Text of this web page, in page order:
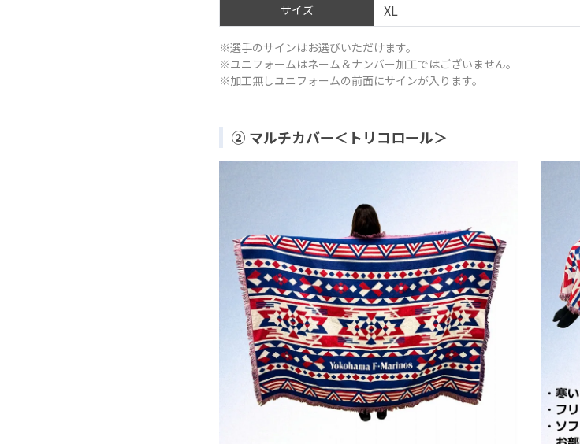
サイズ XL
※選手のサインはお選びいただけます。
※ユニフォームはネーム＆ナンバー加工ではございません。
※加工無しユニフォームの前面にサインが入ります。
② マルチカバー＜トリコロール＞